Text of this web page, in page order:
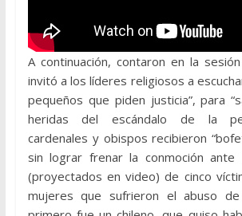
A continuación, contaron en la
invitó a los líderes religiosos a
pequeños que piden justicia”, para
heridas del escándalo de la
cardenales y obispos recibieron
sin lograr frenar la conmoción ante
(proyectados en video) de cinco
mujeres que sufrieron el abuso